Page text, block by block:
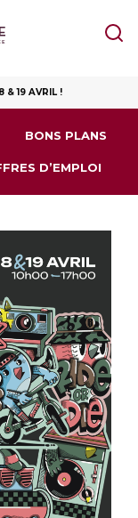
& 19 AVRIL !
BONS PLANS
D’EMPLOI